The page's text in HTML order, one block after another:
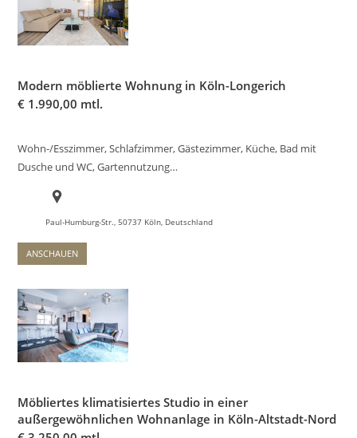
Modern möblierte Wohnung in Köln-Longerich
€ 1.990,00 mtl.
Wohn-/Esszimmer, Schlafzimmer, Gästezimmer, Küche, Bad mit
Dusche und WC, Gartennutzung…
Paul-Humburg-Str., 50737 Köln, Deutschland
ANSCHAUEN
Möbliertes klimatisiertes Studio in einer
außergewöhnlichen Wohnanlage in Köln-Altstadt-Nord